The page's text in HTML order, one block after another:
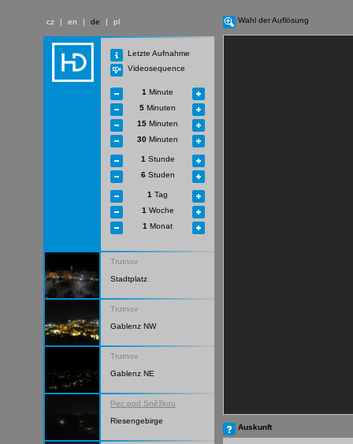
cz | en | de | pl
Letzte Aufnahme
Videosequence
1 Minute
5 Minuten
15 Minuten
30 Minuten
1 Stunde
6Studen
1 Tag
1 Woche
1 Monat
Trutnov
Stadtplatz
Trutnov
Gablenz NW
Trutnov
Gablenz NE
Pec pod Sněžkou
Riesengebirge
Wahl der Auflösung
Auskunft